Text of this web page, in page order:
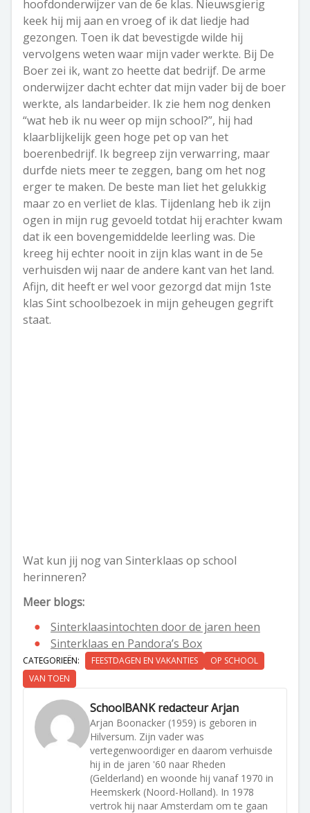
hoofdonderwijzer van de 6e klas. Nieuwsgierig
keek hij mij aan en vroeg of ik dat liedje had
gezongen. Toen ik dat bevestigde wilde hij
vervolgens weten waar mijn vader werkte. Bij De
Boer zei ik, want zo heette dat bedrijf. De arme
onderwijzer dacht echter dat mijn vader bij de boer
werkte, als landarbeider. Ik zie hem nog denken
“wat heb ik nu weer op mijn school?”, hij had
klaarblijkelijk geen hoge pet op van het
boerenbedrijf. Ik begreep zijn verwarring, maar
durfde niets meer te zeggen, bang om het nog
erger te maken. De beste man liet het gelukkig
maar zo en verliet de klas. Tijdenlang heb ik zijn
ogen in mijn rug gevoeld totdat hij erachter kwam
dat ik een bovengemiddelde leerling was. Die
kreeg hij echter nooit in zijn klas want in de 5e
verhuisden wij naar de andere kant van het land.
Afijn, dit heeft er wel voor gezorgd dat mijn 1ste
klas Sint schoolbezoek in mijn geheugen gegrift
staat.
Wat kun jij nog van Sinterklaas op school
herinneren?
Meer blogs:
Sinterklaasintochten door de jaren heen
Sinterklaas en Pandora’s Box
CATEGORIEËN: FEESTDAGEN EN VAKANTIES
OP SCHOOL
VAN TOEN
SchoolBANK redacteur Arjan
Arjan Boonacker (1959) is geboren in
Hilversum. Zijn vader was
vertegenwoordiger en daarom verhuisde
hij in de jaren '60 naar Rheden
(Gelderland) en woonde hij vanaf 1970 in
Heemskerk (Noord-Holland). In 1978
vertrok hij naar Amsterdam om te gaan